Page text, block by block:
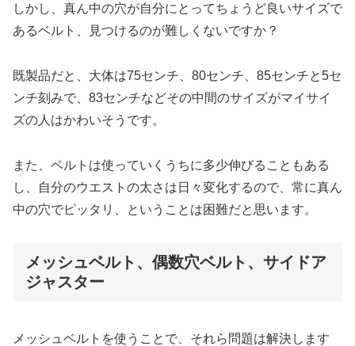
しかし、真ん中の穴が自分にとってちょうど良いサイズで
あるベルト、見つけるのが難しくないですか？
既製品だと、大体は75センチ、80センチ、85センチと5セ
ンチ刻みで、83センチなどその中間のサイズがマイサイ
ズの人はかわいそうです。
また、ベルトは使っていくうちに多少伸びることもある
し、自分のウエストの太さは日々変化するので、常に真ん
中の穴でピッタリ、ということは困難だと思います。
メッシュベルト、偶数穴ベルト、サイドア
ジャスター
メッシュベルトを使うことで、それら問題は解決します